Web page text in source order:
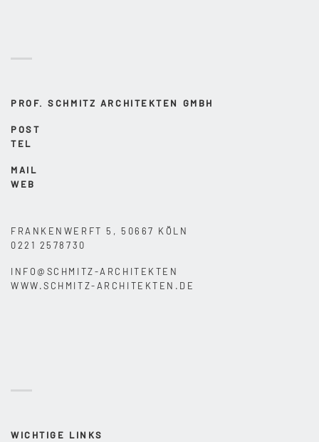
PROF. SCHMITZ ARCHITEKTEN GMBH
POST
TEL
MAIL
WEB
FRANKENWERFT 5, 50667 KÖLN
0221 2578730
INFO@SCHMITZ-ARCHITEKTEN
WWW.SCHMITZ-ARCHITEKTEN.DE
WICHTIGE LINKS